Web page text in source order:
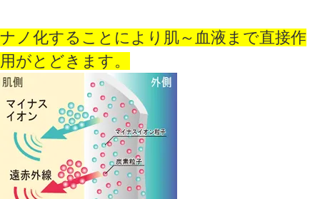
ナノ化することにより肌～血液まで直接作
用がとどきます。